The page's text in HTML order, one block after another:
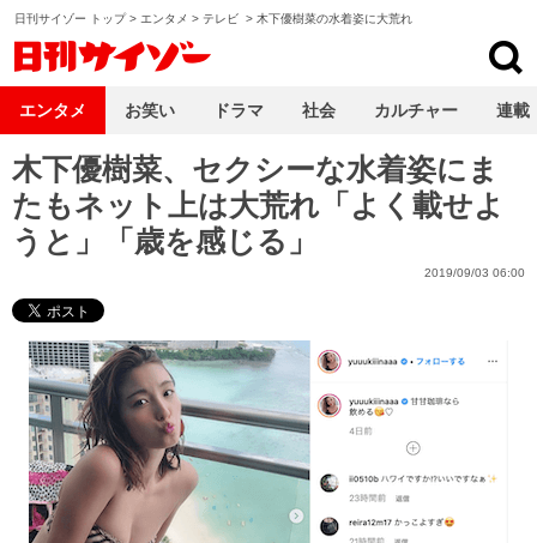
日刊サイゾー トップ> エンタメ > テレビ > 木下優樹菜の水着姿に大荒れ
木下優樹菜、セクシーな水着姿にま
たもネット上は大荒れ「よく載せよ
うと」「歳を感じる」
2019/09/03 06:00
エンタメ お笑い ドラマ 社会 カルチャー 連載